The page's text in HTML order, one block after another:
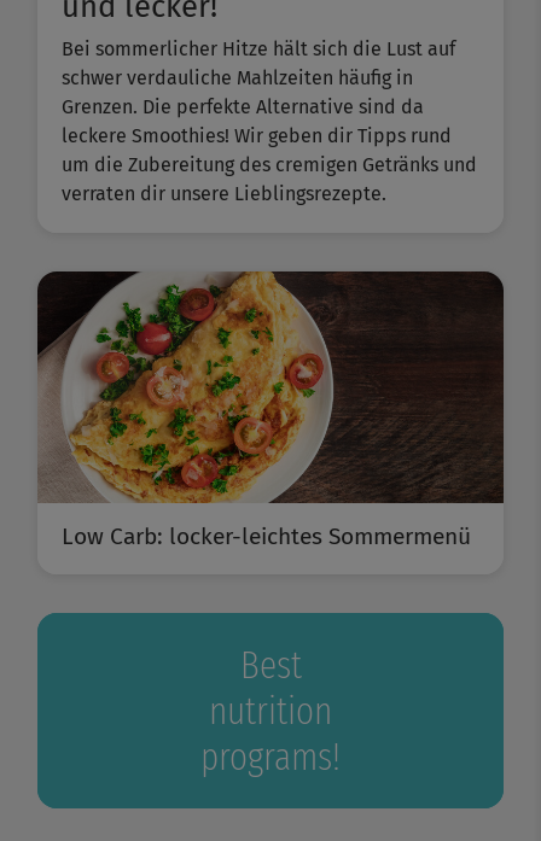
Bei sommerlicher Hitze hält sich die Lust auf
schwer verdauliche Mahlzeiten häufig in
Grenzen. Die perfekte Alternative sind da
leckere Smoothies! Wir geben dir Tipps rund
um die Zubereitung des cremigen Getränks und
verraten dir unsere Lieblingsrezepte.
Low Carb: locker-leichtes Sommermenü
Best
nutrition
programs!